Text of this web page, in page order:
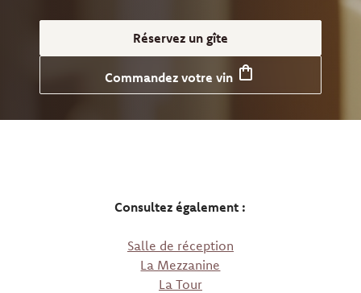
Réservez un gîte
Commandez votre vin
Consultez également :
Salle de réception
La Mezzanine
La Tour